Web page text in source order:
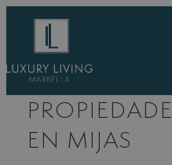
contenido
EN MIJAS